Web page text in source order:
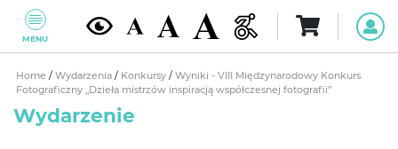
MENU
Home / Wydarzenia / Konkursy / Wyniki - VIII Międzynarodowy Konkurs
Fotograficzny „Dzieła mistrzów inspiracją współczesnej fotografii”
Wydarzenie